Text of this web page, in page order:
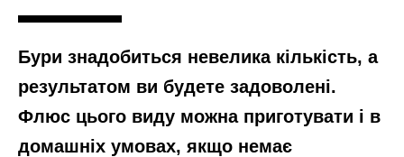
Бури знадобиться невелика кількість, а
результатом ви будете задоволені.
Флюс цього виду можна приготувати і в
домашніх умовах, якщо немає